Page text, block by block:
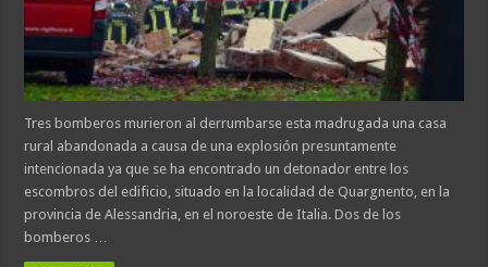
Tres bomberos murieron al derrumbarse esta madrugada una casa
rural abandonada a causa de una explosión presuntamente
intencionada ya que se ha encontrado un detonador entre los
escombros del edificio, situado en la localidad de Quargnento, en la
provincia de Alessandria, en el noroeste de Italia. Dos de los
bomberos …